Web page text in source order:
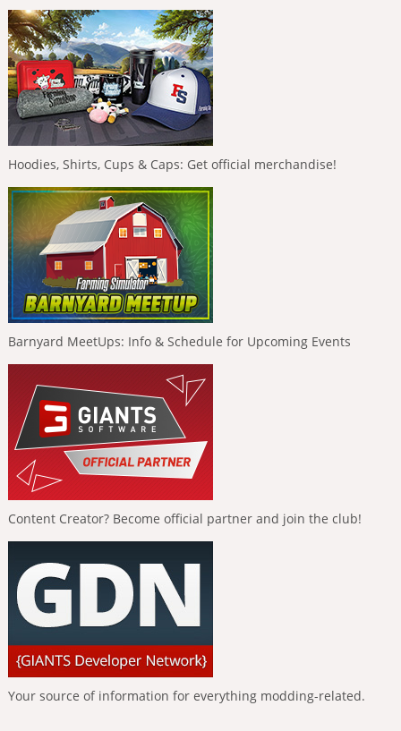
Hoodies, Shirts, Cups & Caps: Get official merchandise!
Barnyard MeetUps: Info & Schedule for Upcoming Events
Content Creator? Become official partner and join the club!
Your source of information for everything modding-related.